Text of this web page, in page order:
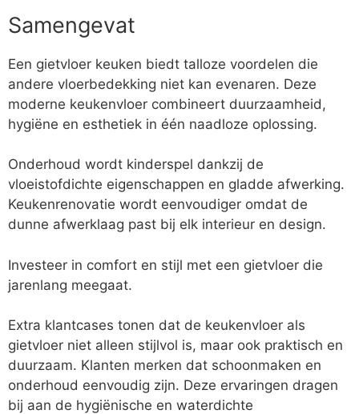
Samengevat
Een gietvloer keuken biedt talloze voordelen die
andere vloerbedekking niet kan evenaren. Deze
moderne keukenvloer combineert duurzaamheid,
hygiëne en esthetiek in één naadloze oplossing.
Onderhoud wordt kinderspel dankzij de
vloeistofdichte eigenschappen en gladde afwerking.
Keukenrenovatie wordt eenvoudiger omdat de
dunne afwerklaag past bij elk interieur en design.
Investeer in comfort en stijl met een gietvloer die
jarenlang meegaat.
Extra klantcases tonen dat de keukenvloer als
gietvloer niet alleen stijlvol is, maar ook praktisch en
duurzaam. Klanten merken dat schoonmaken en
onderhoud eenvoudig zijn. Deze ervaringen dragen
bij aan de hygiënische en waterdichte